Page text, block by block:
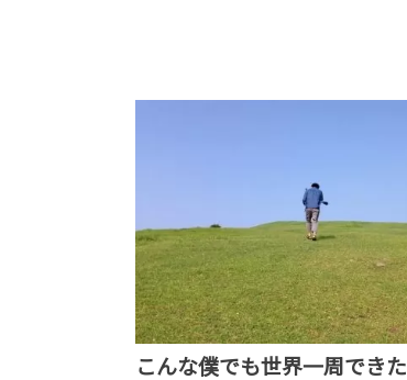
こんな僕でも世界一周できた